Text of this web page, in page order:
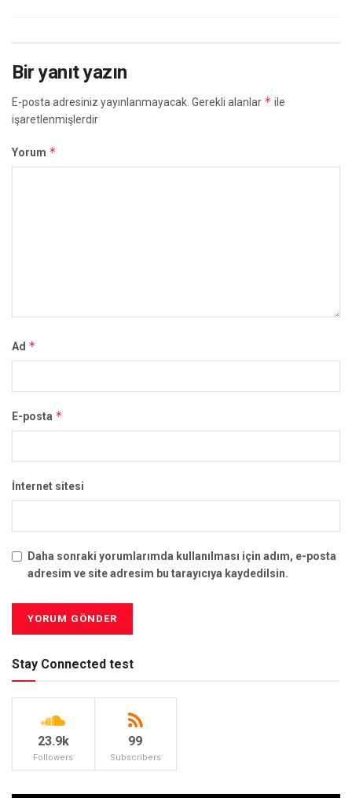
Bir yanıt yazın
E-posta adresiniz yayınlanmayacak. Gerekli alanlar * ile
işaretlenmişlerdir
Yorum *
Ad *
E-posta *
İnternet sitesi
Daha sonraki yorumlarımda kullanılması için adım, e-posta
adresim ve site adresim bu tarayıcıya kaydedilsin.
Stay Connected test
23.9k
Followers
99
Subscribers